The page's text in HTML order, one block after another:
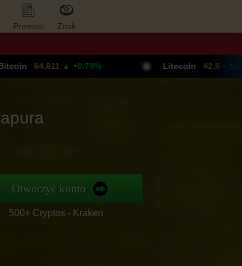
Promosi Znak
64,611 ▲ +0.79% Litecoin 42.8 – N/A
Otworzyć konto
500+ Cryptos - Kraken